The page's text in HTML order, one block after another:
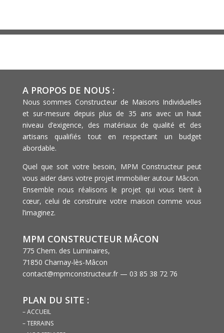
A PROPOS DE NOUS :
Nous sommes Constructeur de Maisons Individuelles
et sur-mesure depuis plus de 35 ans avec un haut
niveau d’exigence, des matériaux de qualité et des
artisans qualifiés tout en respectant un budget
abordable.
Quel que soit votre besoin, MPM Constructeur peut
vous aider dans votre projet immobilier autour Mâcon.
Ensemble nous réalisons le projet qui vous tient à
cœur, celui de construire votre maison comme vous
l’imaginez.
MPM CONSTRUCTEUR MÂCON
775 Chem. des Luminaires,
71850 Charnay-lès-Mâcon
contact@mpmconstructeur.fr — 03 85 38 72 76
PLAN DU SITE :
– ACCUEIL
– TERRAINS